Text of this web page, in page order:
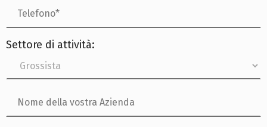
Settore di attività: